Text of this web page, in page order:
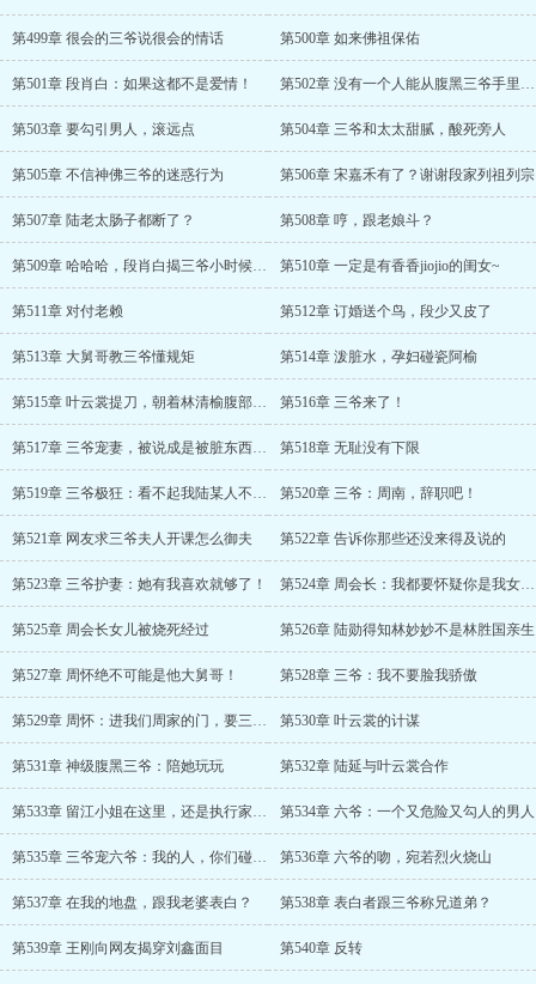
第499章 很会的三爷说很会的情话 第500章 如来佛祖保佑
第501章 段肖白：如果这都不是爱情！ 第502章 没有一个人能从腹黑三爷手里活下来！
第503章 要勾引男人，滚远点 第504章 三爷和太太甜腻，酸死旁人
第505章 不信神佛三爷的迷惑行为 第506章 宋嘉禾有了？谢谢段家列祖列宗
第507章 陆老太肠子都断了？ 第508章 哼，跟老娘斗？
第509章 哈哈哈，段肖白揭三爷小时候糗事 第510章 一定是有香香jiojio的闺女~
第511章 对付老赖 第512章 订婚送个鸟，段少又皮了
第513章 大舅哥教三爷懂规矩 第514章 泼脏水，孕妇碰瓷阿榆
第515章 叶云裳提刀，朝着林清榆腹部刺去 第516章 三爷来了！
第517章 三爷宠妻，被说成是被脏东西附身？ 第518章 无耻没有下限
第519章 三爷极狂：看不起我陆某人不是？ 第520章 三爷：周南，辞职吧！
第521章 网友求三爷夫人开课怎么御夫 第522章 告诉你那些还没来得及说的
第523章 三爷护妻：她有我喜欢就够了！ 第524章 周会长：我都要怀疑你是我女儿了！
第525章 周会长女儿被烧死经过 第526章 陆勋得知林妙妙不是林胜国亲生
第527章 周怀绝不可能是他大舅哥！ 第528章 三爷：我不要脸我骄傲
第529章 周怀：进我们周家的门，要三从四德 第530章 叶云裳的计谋
第531章 神级腹黑三爷：陪她玩玩 第532章 陆延与叶云裳合作
第533章 留江小姐在这里，还是执行家法？ 第534章 六爷：一个又危险又勾人的男人
第535章 三爷宠六爷：我的人，你们碰不得 第536章 六爷的吻，宛若烈火烧山
第537章 在我的地盘，跟我老婆表白？ 第538章 表白者跟三爷称兄道弟？
第539章 王刚向网友揭穿刘鑫面目 第540章 反转